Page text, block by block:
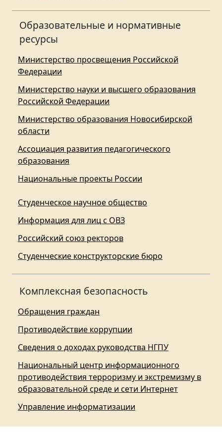
Образовательные и нормативные
ресурсы
Министерство просвещения Российской
Федерации
Министерство науки и высшего образования
Российской Федерации
Министерство образования Новосибирской
области
Ассоциация развития педагогического
образования
Национальные проекты России
Студенческое научное общество
Информация для лиц с ОВЗ
Российский союз ректоров
Студенческие конструкторские бюро
Комплексная безопасность
Обращения граждан
Противодействие коррупции
Сведения о доходах руководства НГПУ
Национальный центр информационного
противодействия терроризму и экстремизму в
образовательной среде и сети Интернет
Управление информатизации